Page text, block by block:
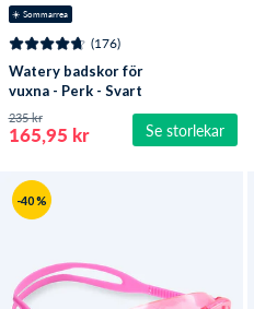
☀️ Sommarrea
Se storlekar
(176)
Watery badskor för
vuxna - Perk - Svart
165,95 kr
235 kr
-40 %